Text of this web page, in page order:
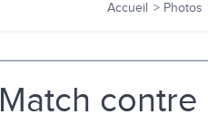
Accueil Photos
Match contre